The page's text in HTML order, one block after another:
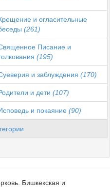
и огласительные
(261)
Писание и
(195)
и заблуждения (170)
и дети (107)
и покаяние (90)
Бишкекская и